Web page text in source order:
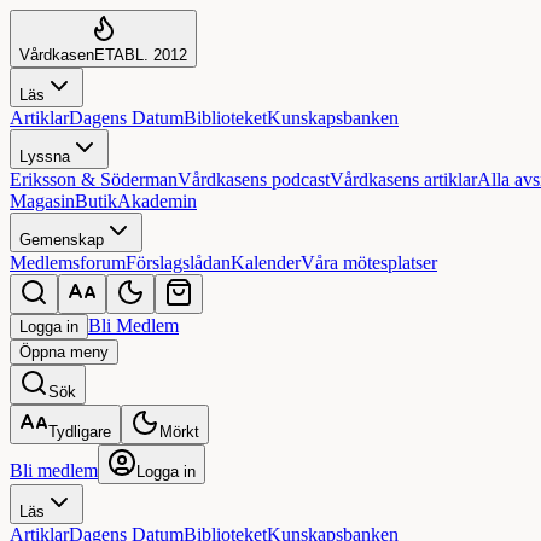
VårdkasenETABL. 2012
Läs
ArtiklarDagens DatumBiblioteketKunskapsbanken
Lyssna
Eriksson & SödermanVårdkasens podcastVårdkasens artiklarAlla
MagasinButikAkademin
Gemenskap
MedlemsforumFörslagslådanKalenderVåra mötesplatser
Logga in Bli Medlem
Öppnameny
Sök
Tydligare Mörkt
Bli medlem Logga in
Läs
ArtiklarDagens DatumBiblioteketKunskapsbanken